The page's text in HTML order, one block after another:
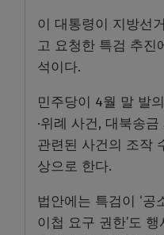
이 대통령이 지방선
고 요청한 특검 추진
석이다.
민주당이 4월 말 발
·위례 사건, 대북송
관련된 사건의 조작
상으로 한다.
법안에는 특검이 ‘공
이첩 요구 권한’도